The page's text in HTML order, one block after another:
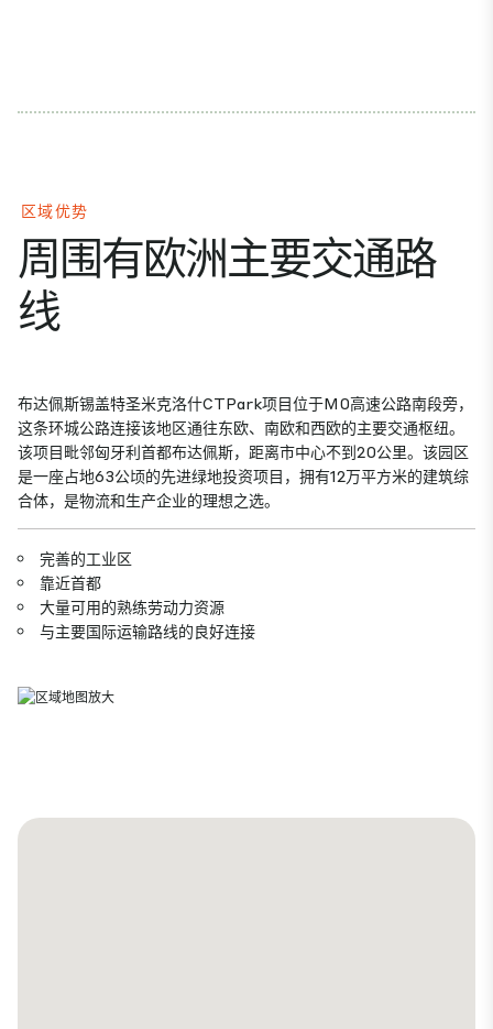
区域优势
周围有欧洲主要交通路
线
布达佩斯锡盖特圣米克洛什CTPark项目位于M0高速公路南段旁，
这条环城公路连接该地区通往东欧、南欧和西欧的主要交通枢纽。
该项目毗邻匈牙利首都布达佩斯，距离市中心不到20公里。该园区
是一座占地63公顷的先进绿地投资项目，拥有12万平方米的建筑综
合体，是物流和生产企业的理想之选。
完善的工业区
靠近首都
大量可用的熟练劳动力资源
与主要国际运输路线的良好连接